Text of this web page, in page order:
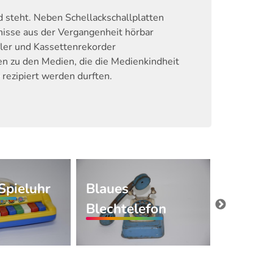
steht. Neben Schellackschallplatten
aus der Vergangenheit hörbar
und Kassettenrekorder
zu den Medien, die die Medienkindheit
rezipiert werden durften.
Blaues
Blechtelefon
Show